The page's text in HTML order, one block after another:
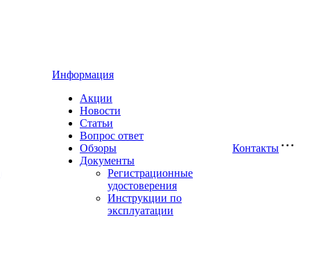
Информация
Акции
Новости
Статьи
Вопрос ответ
Обзоры
Документы
Регистрационные
удостоверения
Инструкции по
эксплуатации
Контакты